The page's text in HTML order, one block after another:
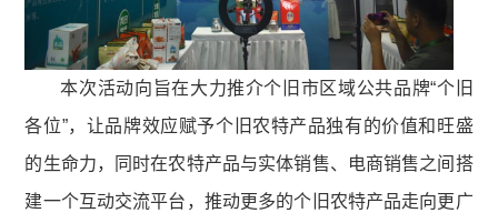
本次活动向旨在大力推介个旧市区域公共品牌“个旧
各位”，让品牌效应赋予个旧农特产品独有的价值和旺盛
的生命力，同时在农特产品与实体销售、电商销售之间搭
建一个互动交流平台，推动更多的个旧农特产品走向更广